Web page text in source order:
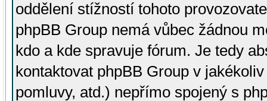
oddělení stížností tohoto
phpBB Group nemá vůbec žádnou
kdo a kde spravuje fórum. Je tedy
kontaktovat phpBB Group v
pomluvy, atd.) nepřímo spojený s